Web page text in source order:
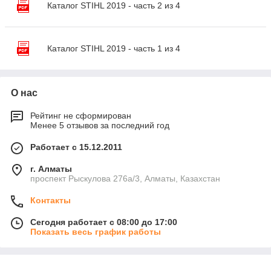
Каталог STIHL 2019 - часть 2 из 4
Каталог STIHL 2019 - часть 1 из 4
О нас
Рейтинг не сформирован
Менее 5 отзывов за последний год
Работает с 15.12.2011
г. Алматы
проспект Рыскулова 276а/3, Алматы, Казахстан
Контакты
Сегодня работает с 08:00 до 17:00
Показать весь график работы